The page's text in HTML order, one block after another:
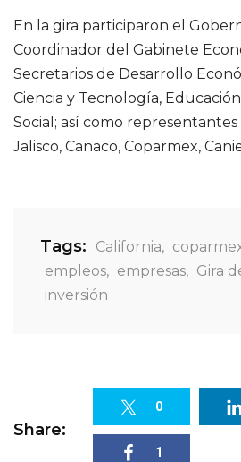
En la gira participaron el
Coordinador del Gabinete
Secretarios de Desarrollo
Ciencia y Tecnología,
Social; así como
Jalisco, Canaco, Coparmex,
Tags: California,
empleos, empresas, Gira
inversión
Share:
0
1